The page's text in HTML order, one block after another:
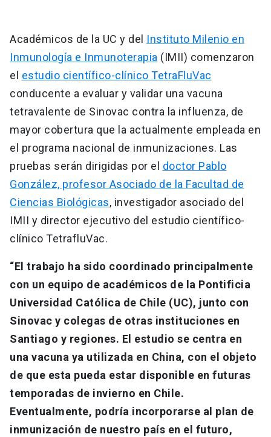
Académicos de la UC y del Instituto Milenio en
Inmunología e Inmunoterapia (IMII) comenzaron
el estudio científico-clínico TetraFluVac
conducente a evaluar y validar una vacuna
tetravalente de Sinovac contra la influenza, de
mayor cobertura que la actualmente empleada en
el programa nacional de inmunizaciones. Las
pruebas serán dirigidas por el doctor Pablo
González, profesor Asociado de la Facultad de
Ciencias Biológicas, investigador asociado del
IMII y director ejecutivo del estudio científico-
clínico TetrafluVac.
“El trabajo ha sido coordinado principalmente
con un equipo de académicos de la Pontificia
Universidad Católica de Chile (UC), junto con
Sinovac y colegas de otras instituciones en
Santiago y regiones. El estudio se centra en
una vacuna ya utilizada en China, con el objeto
de que esta pueda estar disponible en futuras
temporadas de invierno en Chile.
Eventualmente, podría incorporarse al plan de
inmunización de nuestro país en el futuro,